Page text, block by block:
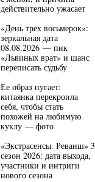
действительно ужасает
«День трех восьмерок»:
зеркальная дата
08.08.2026 — пик
«Львиных врат» и шанс
переписать судьбу
Ее образ пугает:
китаянка перекроила
себя, чтобы стать
похожей на любимую
куклу — фото
«Экстрасенсы. Реванш» 3
сезон 2026: дата выхода,
участники и интриги
нового сезона